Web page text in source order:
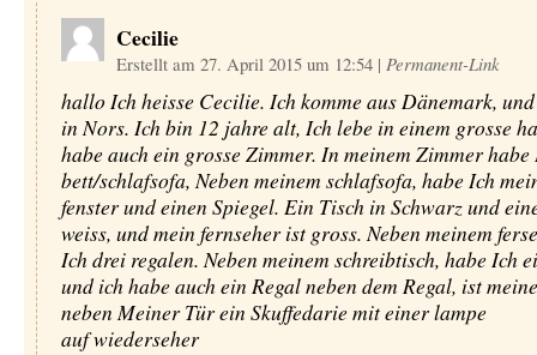
Cecilie
Erstellt am 27. April 2015 um 12:54 | Permanent-Link
hallo Ich heisse Cecilie. Ich komme aus Dänemark,
in Nors. Ich bin 12 jahre alt, Ich lebe in einem grosse
habe auch ein grosse Zimmer. In meinem Zimmer habe
bett/schlafsofa, Neben meinem schlafsofa, habe Ich
fenster und einen Spiegel. Ein Tisch in Schwarz und
weiss, und mein fernseher ist gross. Neben meinem
Ich drei regalen. Neben meinem schreibtisch, habe Ich
und ich habe auch ein Regal neben dem Regal, ist
neben Meiner Tür ein Skuffedarie mit einer lampe
auf wiederseher